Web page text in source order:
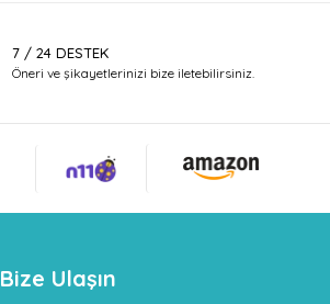
7 / 24 DESTEK
Öneri ve şikayetlerinizi bize iletebilirsiniz.
Bize Ulaşın